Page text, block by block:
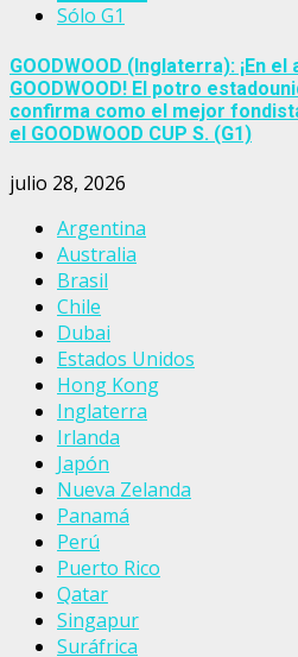
Sólo G1
GOODWOOD (Inglaterra): ¡En el
GOODWOOD! El potro
confirma como el mejor
el GOODWOOD CUP S. (G1)
julio 28, 2026
Argentina
Australia
Brasil
Chile
Dubai
Estados Unidos
Hong Kong
Inglaterra
Irlanda
Japón
Nueva Zelanda
Panamá
Perú
Puerto Rico
Qatar
Singapur
Suráfrica